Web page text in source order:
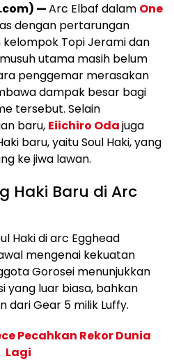
—Arc Elbaf dalam One
dengan pertarungan
Topi Jerami dan
utama masih belum
penggemar merasakan
dampak besar bagi
tersebut. Selain
baru, Eiichiro Odajuga
baru, yaitu Soul Haki, yang
ke jiwa lawan.
Haki Baru di Arc
Haki di arc Egghead
mengenai kekuatan
Gorosei menunjukkan
yang luar biasa, bahkan
dari Gear 5 milik Luffy.
Pecahkan Rekor Dunia
Lagi